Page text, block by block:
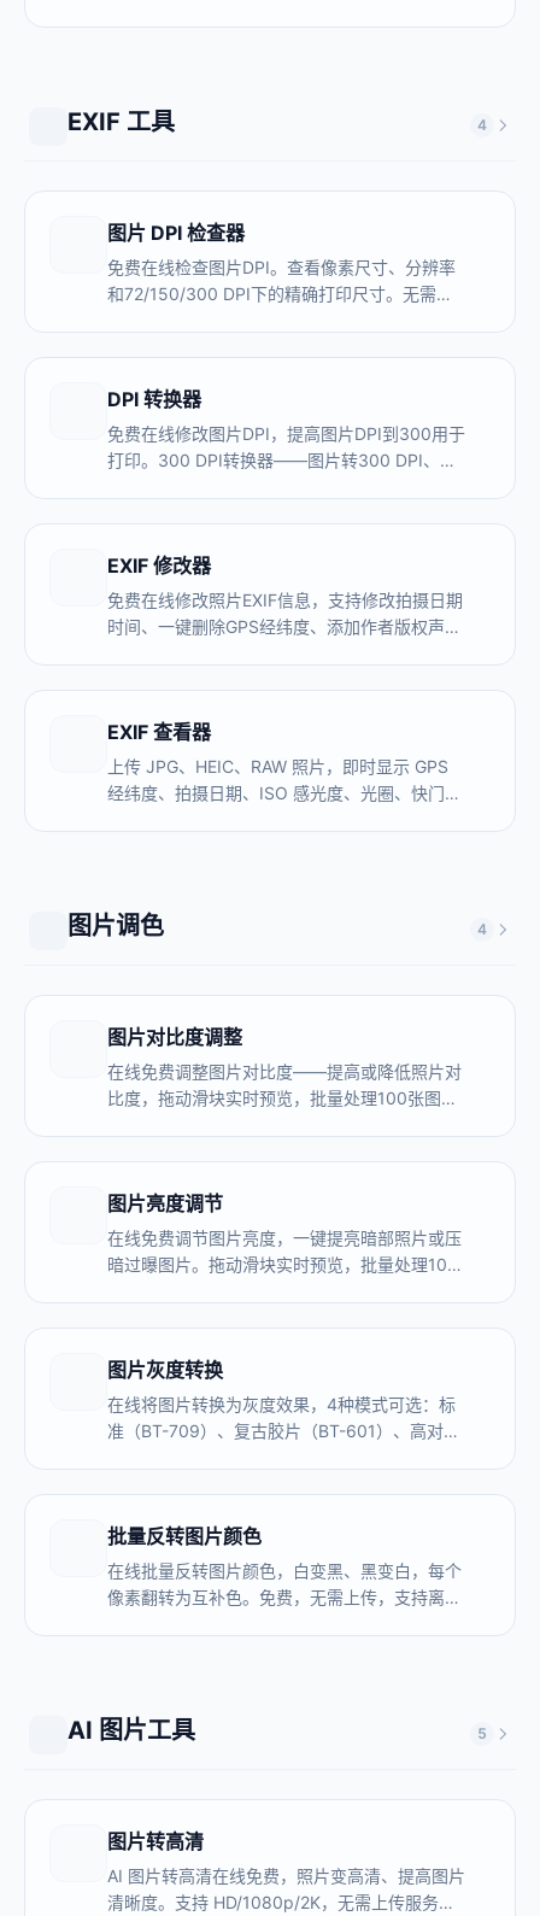
EXIF 工具 4
图片 DPI 检查器
免费在线检查图片DPI。查看像素尺寸、分辨率
和72/150/300 DPI下的精确打印尺寸。无需上
DPI 转换器
免费在线修改图片DPI，提高图片DPI到300用于
打印。300 DPI转换器——图片转300 DPI、修
EXIF 修改器
免费在线修改照片EXIF信息，支持修改拍摄日期
时间、一键删除GPS经纬度、添加作者版权声
EXIF 查看器
上传 JPG、HEIC、RAW 照片，即时显示 GPS
经纬度、拍摄日期、ISO 感光度、光圈、快门速
图片调色 4
图片对比度调整
在线免费调整图片对比度——提高或降低照片对
比度，拖动滑块实时预览，批量处理100张图
图片亮度调节
在线免费调节图片亮度，一键提亮暗部照片或压
暗过曝图片。拖动滑块实时预览，批量处理100
图片灰度转换
在线将图片转换为灰度效果，4种模式可选：标
准（BT-709）、复古胶片（BT-601）、高对比
批量反转图片颜色
在线批量反转图片颜色，白变黑、黑变白，每个
像素翻转为互补色。免费，无需上传，支持离线
AI 图片工具 5
图片转高清
AI 图片转高清在线免费，照片变高清、提高图片
清晰度。支持 HD/1080p/2K，无需上传服务